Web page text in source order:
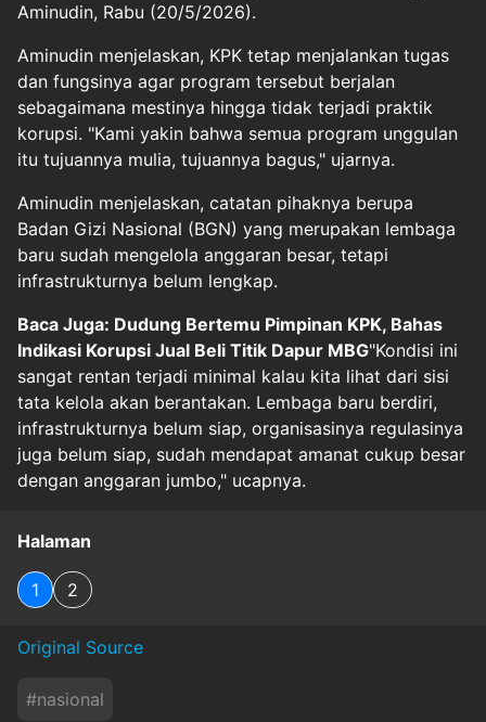
Aminudin, Rabu (20/5/2026).
Aminudin menjelaskan, KPK tetap menjalankan tugas
dan fungsinya agar program tersebut berjalan
sebagaimana mestinya hingga tidak terjadi praktik
korupsi. "Kami yakin bahwa semua program unggulan
itu tujuannya mulia, tujuannya bagus," ujarnya.
Aminudin menjelaskan, catatan pihaknya berupa
Badan Gizi Nasional (BGN) yang merupakan lembaga
baru sudah mengelola anggaran besar, tetapi
infrastrukturnya belum lengkap.
Baca Juga: Dudung Bertemu Pimpinan KPK, Bahas
Indikasi Korupsi Jual Beli Titik Dapur MBG"Kondisi ini
sangat rentan terjadi minimal kalau kita lihat dari sisi
tata kelola akan berantakan. Lembaga baru berdiri,
infrastrukturnya belum siap, organisasinya regulasinya
juga belum siap, sudah mendapat amanat cukup besar
dengan anggaran jumbo," ucapnya.
Halaman
1 2
Original Source
#nasional